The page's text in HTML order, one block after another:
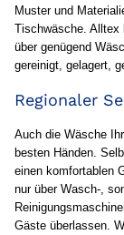
Muster und
Tischwäsche. Alltex
über genügend
gereinigt, gelagert,
Regionaler
Auch die Wäsche
besten Händen.
einen komfortablen
nur über Wasch-,
Gäste überlassen.